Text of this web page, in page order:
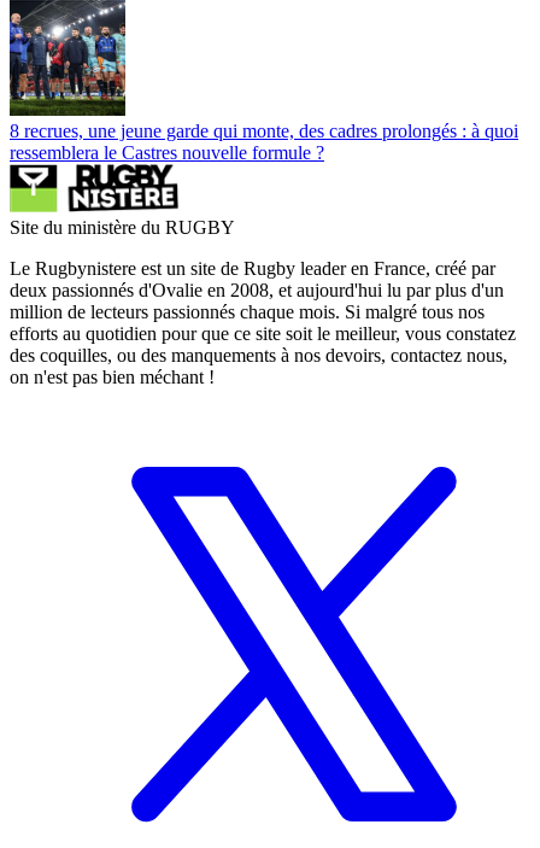
8 recrues, une jeune garde qui monte, des cadres prolongés : à quoi
ressemblera le Castres nouvelle formule ?
Site du ministère du RUGBY
Le Rugbynistere est un site de Rugby leader en France, créé par
deux passionnés d'Ovalie en 2008, et aujourd'hui lu par plus d'un
million de lecteurs passionnés chaque mois. Si malgré tous nos
efforts au quotidien pour que ce site soit le meilleur, vous constatez
des coquilles, ou des manquements à nos devoirs, contactez nous,
on n'est pas bien méchant !